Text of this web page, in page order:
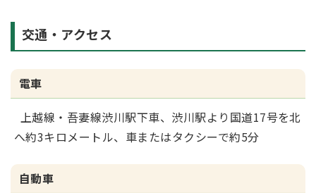
交通・アクセス
電車
上越線・吾妻線渋川駅下車、渋川駅より国道17号を北
へ約3キロメートル、車またはタクシーで約5分
自動車